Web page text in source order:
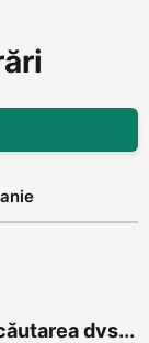
dvs...